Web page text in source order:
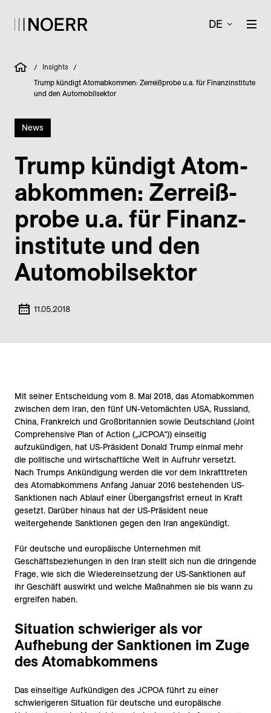
DE
/ Insights /
Trump kündigt Atomabkommen: Zerreißprobe u.a. für Finanzinstitute
und den Automobilsektor
News
Trump kündigt Atom­
abkommen: Zerreiß­
probe u.a. für Finanz­
institute und den
Automobil­sektor
11.05.2018
Mit seiner Entscheidung vom 8. Mai 2018, das Atomabkommen
zwischen dem Iran, den fünf UN-Vetomächten USA, Russland,
China, Frankreich und Großbritannien sowie Deutschland (Joint
Comprehensive Plan of Action („JCPOA“)) einseitig
aufzukündigen, hat US-Präsident Donald Trump einmal mehr
die politische und wirtschaftliche Welt in Aufruhr versetzt.
Nach Trumps Ankündigung werden die vor dem Inkrafttreten
des Atomabkommens Anfang Januar 2016 bestehenden US-
Sanktionen nach Ablauf einer Übergangsfrist erneut in Kraft
gesetzt. Darüber hinaus hat der US-Präsident neue
weitergehende Sanktionen gegen den Iran angekündigt.
Für deutsche und europäische Unternehmen mit
Geschäftsbeziehungen in den Iran stellt sich nun die dringende
Frage, wie sich die Wiedereinsetzung der US-Sanktionen auf
ihr Geschäft auswirkt und welche Maßnahmen sie bis wann zu
ergreifen haben.
Situation schwieriger als vor
Aufhebung der Sanktionen im Zuge
des Atomabkommens
Das einseitige Aufkündigen des JCPOA führt zu einer
schwierigeren Situation für deutsche und europäische